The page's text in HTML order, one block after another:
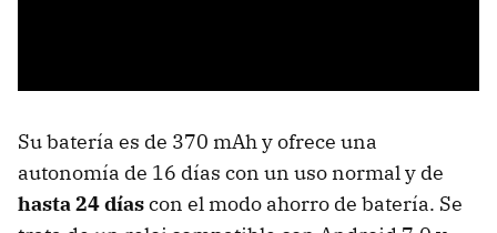
Su batería es de 370 mAh y ofrece una
autonomía de 16 días con un uso normal y de
hasta 24 díascon el modo ahorro de batería. Se